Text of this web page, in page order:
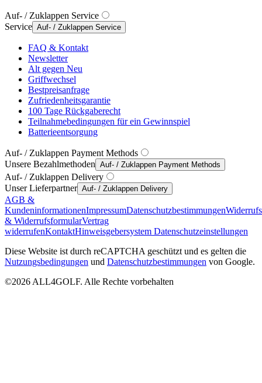
Auf- / Zuklappen Service
Service Auf- / Zuklappen Service
FAQ & Kontakt
Newsletter
Alt gegen Neu
Griffwechsel
Bestpreisanfrage
Zufriedenheitsgarantie
100 Tage Rückgaberecht
Teilnahmebedingungen für ein Gewinnspiel
Batterieentsorgung
Auf- / Zuklappen Payment Methods
Unsere Bezahlmethoden Auf- / Zuklappen Payment Methods
Auf- / Zuklappen Delivery
Unser Lieferpartner Auf- / Zuklappen Delivery
AGB &
KundeninformationenImpressumDatenschutzbestimmungen
& WiderrufsformularVertrag
widerrufenKontaktHinweisgebersystem Datenschutzeinstellungen
Diese Website ist durch reCAPTCHA geschützt und es gelten die
Nutzungsbedingungen und Datenschutzbestimmungen von Google.
©2026 ALL4GOLF. Alle Rechte vorbehalten